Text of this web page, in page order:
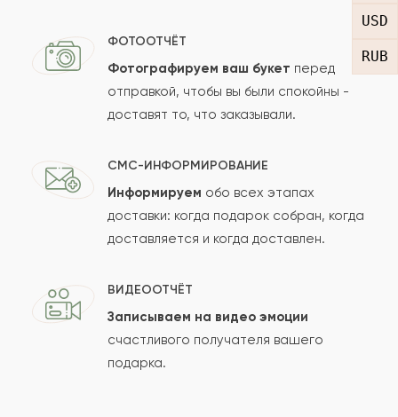
USD
RUB
Доставили все быстро и цветы отменного
качества. Рекомендую
2021-05-30
Очень классный подарок для любимых, цветы
свежие, маме очень понравились, все
довольны, отдел поддержки качественно
рекомендую))?
2021-04-19
Диана
ФОТООТЧЁТ
Фотографируем ваш букет перед
отправкой, чтобы вы были спокойны -
доставят то, что заказывали.
СМС-ИНФОРМИРОВАНИЕ
Информируем обо всех этапах
доставки: когда подарок собран, когда
доставляется и когда доставлен.
ВИДЕООТЧЁТ
Записываем на видео эмоции
счастливого получателя вашего
подарка.